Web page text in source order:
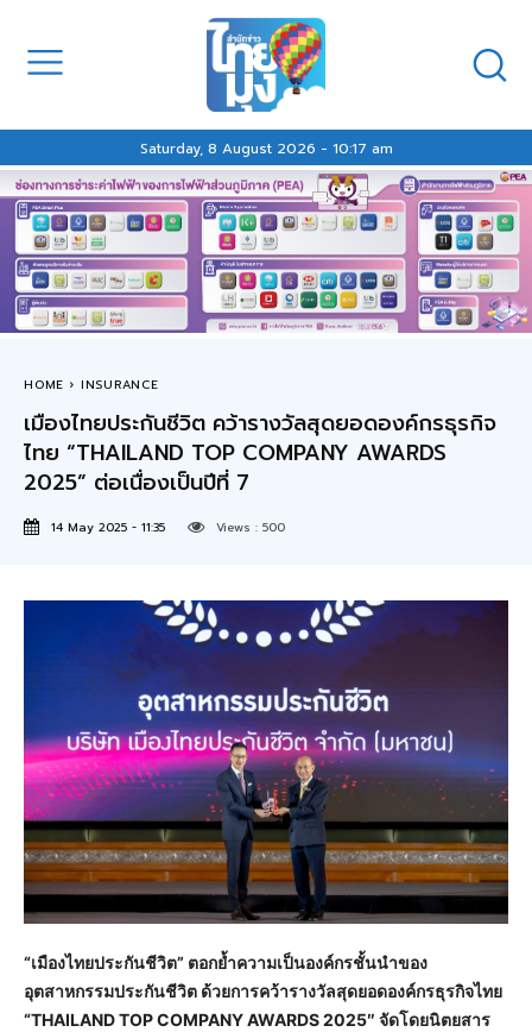
Saturday, 8 August 2026 - 10:17 am
HOME INSURANCE
เมืองไทยประกันชีวิต คว้ารางวัลสุดยอดองค์กรธุรกิจ
ไทย “THAILAND TOP COMPANY AWARDS
2025” ต่อเนื่องเป็นปีที่ 7
14 May 2025 - 11:35 Views : 500
“เมืองไทยประกันชีวิต” ตอกย้ำความเป็นองค์กรชั้นนำของ
อุตสาหกรรมประกันชีวิต ด้วยการคว้ารางวัลสุดยอดองค์กรธุรกิจไทย
“THAILAND TOP COMPANY AWARDS 2025″ จัดโดยนิตยสาร